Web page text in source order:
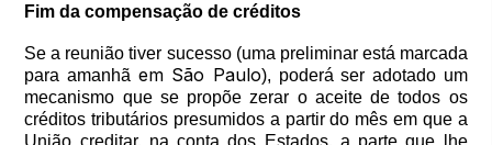
Fim da compensação de créditos
Se a reunião tiver sucesso (uma preliminar está marcada
para amanhã em São Paulo), poderá ser adotado um
mecanismo que se propõe zerar o aceite de todos os
créditos tributários presumidos a partir do mês em que a
União creditar, na conta dos Estados, a parte que lhe